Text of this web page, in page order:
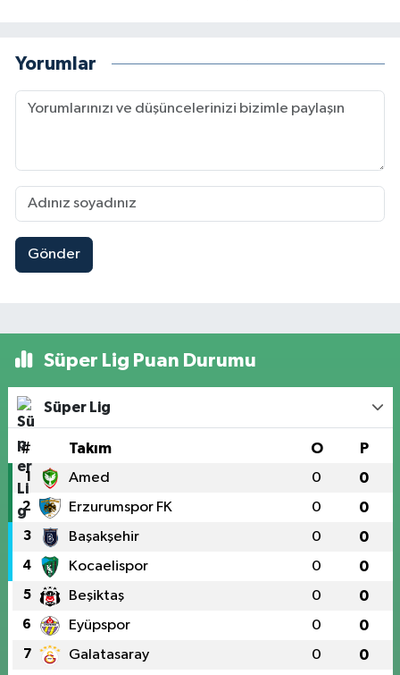
Yorumlar
Gönder
Süper Lig Puan Durumu
Süper Lig
# Takım O P
1 Amed 0 0
2 Erzurumspor FK 0 0
3 Başakşehir 0 0
4 Kocaelispor 0 0
5 Beşiktaş 0 0
6 Eyüpspor 0 0
7 Galatasaray 0 0